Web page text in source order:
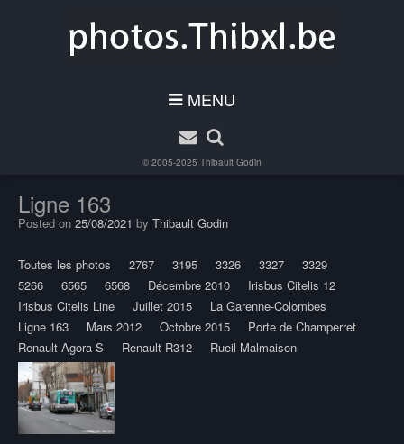
MENU
© 2005-2025 Thibault Godin
Ligne 163
Posted on 25/08/2021 by Thibault Godin
Toutes les photos 2767 3195 3326 3327
3329
5266
6565 6568 Décembre 2010
Irisbus Citelis 12
Irisbus Citelis Line
Juillet 2015
La Garenne-Colombes
Ligne 163
Mars 2012 Octobre 2015
Porte de Champerret
Renault Agora S
Renault R312 Rueil-Malmaison